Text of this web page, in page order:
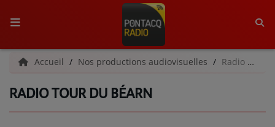
ACCUEIL
RADIO
Accueil Nos productions audiovisuelles Radio Tour du Béarn
RADIO TOUR DU BÉARN